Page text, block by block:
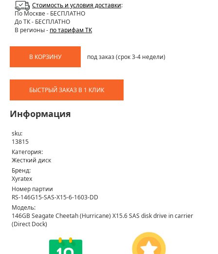
Стоимость и условия доставки:
По Москве- БЕСПЛАТНО
До ТК - БЕСПЛАТНО
В регионы - по тарифам ТК
В КОРЗИНУ под заказ (срок 3-4 недели)
БЫСТРЫЙ ЗАКАЗ В 1 КЛИК
Информация
sku:
13815
Категория:
Жесткий диск
Бренд:
Xyratex
Номер партии
RS-146G15-SAS-X15-6-1603-DD
Модель:
146GB Seagate Cheetah (Hurricane) X15.6 SAS disk drive in carrier
(Direct Dock)